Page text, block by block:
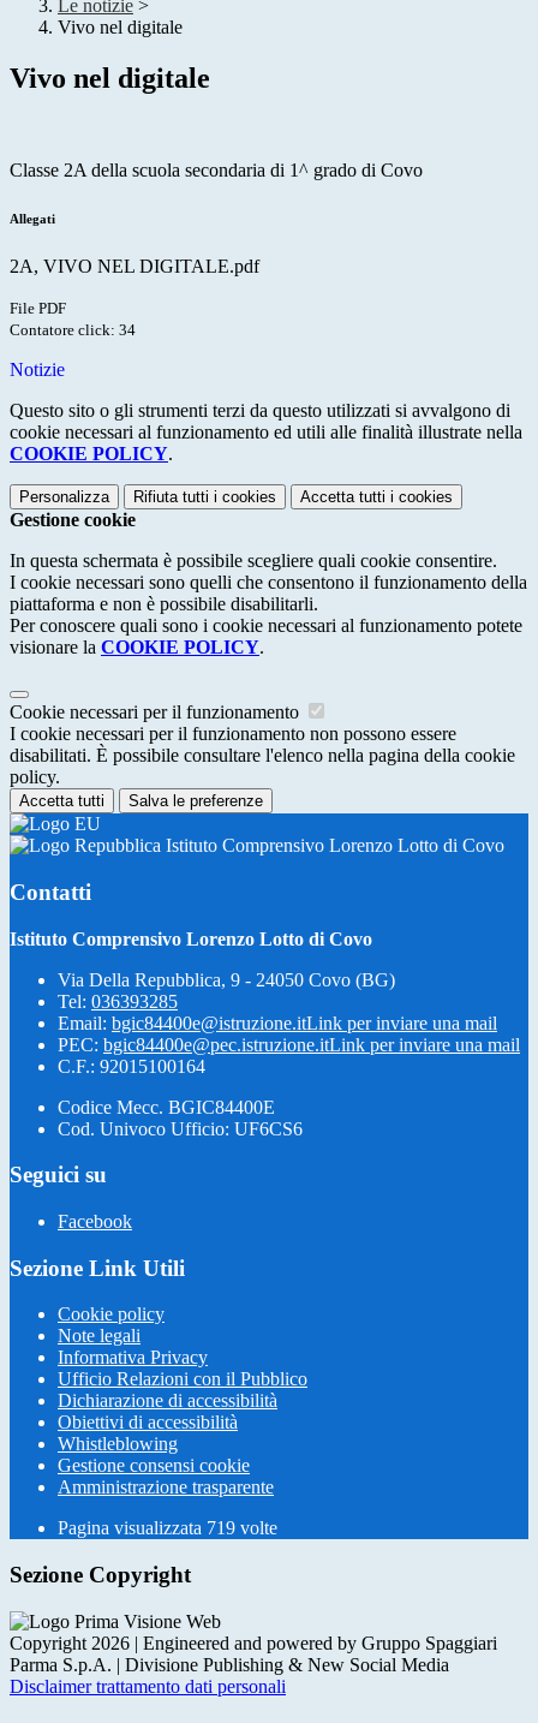
Le notizie >
Vivo nel digitale
Vivo nel digitale
Classe 2A della scuola secondaria di 1^ grado di Covo
Allegati
2A, VIVO NEL DIGITALE.pdf
File PDF
Contatore click: 34
Notizie
Questo sito o gli strumenti terzi da questo utilizzati si avvalgono di
cookie necessari al funzionamento ed utili alle finalità illustrate nella
COOKIE POLICY.
Personalizza Rifiuta tutti i cookies Accetta tutti i cookies
Gestione cookie
In questa schermata è possibile scegliere quali cookie consentire.
I cookie necessari sono quelli che consentono il funzionamento della
piattaforma e non è possibile disabilitarli.
Per conoscere quali sono i cookie necessari al funzionamento potete
visionare la COOKIE POLICY.
Cookie necessari per il funzionamento
I cookie necessari per il funzionamento non possono essere
disabilitati. È possibile consultare l'elenco nella pagina della cookie
policy.
Accetta tutti Salva le preferenze
Istituto Comprensivo Lorenzo Lotto di Covo
Contatti
Istituto Comprensivo Lorenzo Lotto di Covo
Via Della Repubblica, 9 - 24050 Covo (BG)
Tel: 036393285
Email: bgic84400e@istruzione.itLink per inviare una mail
PEC: bgic84400e@pec.istruzione.itLink per inviare una mail
C.F.: 92015100164
Codice Mecc. BGIC84400E
Cod. Univoco Ufficio: UF6CS6
Seguici su
Facebook
Sezione Link Utili
Cookie policy
Note legali
Informativa Privacy
Ufficio Relazioni con il Pubblico
Dichiarazione di accessibilità
Obiettivi di accessibilità
Whistleblowing
Gestione consensi cookie
Amministrazione trasparente
Pagina visualizzata 719 volte
Sezione Copyright
Copyright 2026 | Engineered and powered by Gruppo Spaggiari
Parma S.p.A. | Divisione Publishing & New Social Media
Disclaimer trattamento dati personali